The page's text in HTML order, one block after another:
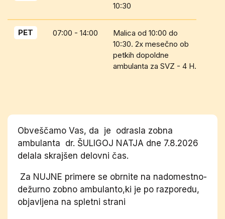
10:30
PET 07:00 - 14:00
Malica od 10:00 do
10:30. 2x mesečno ob
petkih dopoldne
ambulanta za SVZ - 4 H.
Obveščamo Vas, da je odrasla zobna
ambulanta dr. ŠULIGOJ NATJA dne 7.8.2026
delala skrajšen delovni čas.
Za NUJNE primere se obrnite na nadomestno-
dežurno zobno ambulanto,ki je po razporedu,
objavljena na spletni strani